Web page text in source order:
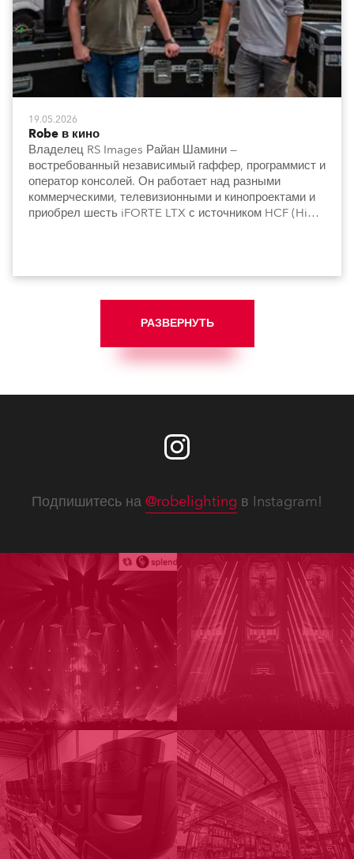
19.05.2026
Robe в кино
Владелец RS Images Райан Шамини —
востребованный независимый гаффер, программист и
оператор консолей. Он работает над разными
коммерческими, телевизионными и кинопроектами и
приобрел шесть iFORTE LTX с источником HCF (High
РАЗВЕРНУТЬ
Подпишитесь на @robelighting в Instagram!